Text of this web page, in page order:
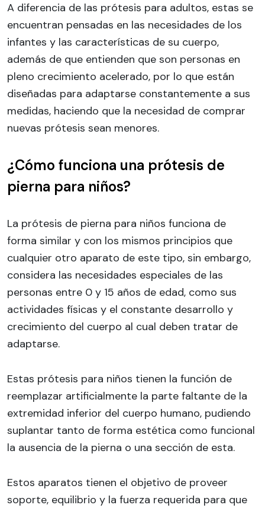
A diferencia de las prótesis para adultos, estas se
encuentran pensadas en las necesidades de los
infantes y las características de su cuerpo,
además de que entienden que son personas en
pleno crecimiento acelerado, por lo que están
diseñadas para adaptarse constantemente a sus
medidas, haciendo que la necesidad de comprar
nuevas prótesis sean menores.
¿Cómo funciona una prótesis de
pierna para niños?
La prótesis de pierna para niños funciona de
forma similar y con los mismos principios que
cualquier otro aparato de este tipo, sin embargo,
considera las necesidades especiales de las
personas entre 0 y 15 años de edad, como sus
actividades físicas y el constante desarrollo y
crecimiento del cuerpo al cual deben tratar de
adaptarse.
Estas prótesis para niños tienen la función de
reemplazar artificialmente la parte faltante de la
extremidad inferior del cuerpo humano, pudiendo
suplantar tanto de forma estética como funcional
la ausencia de la pierna o una sección de esta.
Estos aparatos tienen el objetivo de proveer
soporte, equilibrio y la fuerza requerida para que